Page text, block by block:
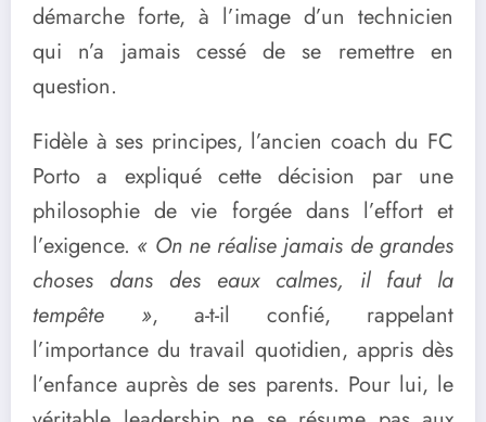
démarche forte, à l’image d’un technicien
qui n’a jamais cessé de se remettre en
question.
Fidèle à ses principes, l’ancien coach du FC
Porto a expliqué cette décision par une
philosophie de vie forgée dans l’effort et
l’exigence. « On ne réalise jamais de grandes
choses dans des eaux calmes, il faut la
tempête », a-t-il confié, rappelant
l’importance du travail quotidien, appris dès
l’enfance auprès de ses parents. Pour lui, le